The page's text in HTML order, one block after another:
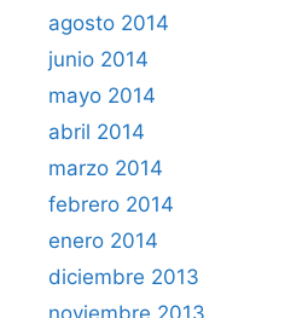
agosto 2014
junio 2014
mayo 2014
abril 2014
marzo 2014
febrero 2014
enero 2014
diciembre 2013
noviembre 2013